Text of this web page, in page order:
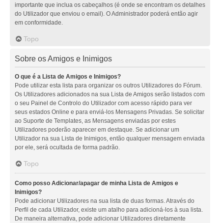
importante que inclua os cabeçalhos (é onde se encontram os detalhes
do Utilizador que enviou o email). O Administrador poderá então agir
em conformidade.
Topo
Sobre os Amigos e Inimigos
O que é a Lista de Amigos e Inimigos?
Pode utilizar esta lista para organizar os outros Utilizadores do Fórum.
Os Utilizadores adicionados na sua Lista de Amigos serão listados com
o seu Painel de Controlo do Utilizador com acesso rápido para ver
seus estados Online e para enviá-los Mensagens Privadas. Se solicitar
ao Suporte de Templates, as Mensagens enviadas por estes
Utilizadores poderão aparecer em destaque. Se adicionar um
Utilizador na sua Lista de Inimigos, então qualquer mensagem enviada
por ele, será ocultada de forma padrão.
Topo
Como posso Adicionar/apagar de minha Lista de Amigos e
Inimigos?
Pode adicionar Utilizadores na sua lista de duas formas. Através do
Perfil de cada Utilizador, existe um atalho para adicioná-los à sua lista.
De maneira alternativa, pode adicionar Utilizadores diretamente